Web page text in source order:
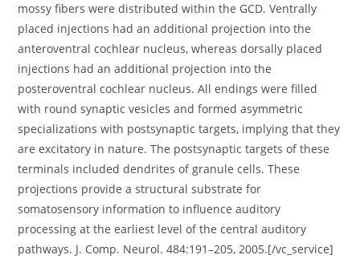
mossy fibers were distributed within the GCD. Ventrally
placed injections had an additional projection into the
anteroventral cochlear nucleus, whereas dorsally placed
injections had an additional projection into the
posteroventral cochlear nucleus. All endings were filled
with round synaptic vesicles and formed asymmetric
specializations with postsynaptic targets, implying that they
are excitatory in nature. The postsynaptic targets of these
terminals included dendrites of granule cells. These
projections provide a structural substrate for
somatosensory information to influence auditory
processing at the earliest level of the central auditory
pathways. J. Comp. Neurol. 484:191–205, 2005.[/vc_service]